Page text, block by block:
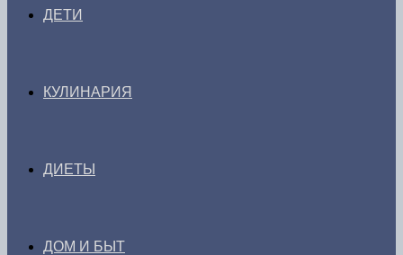
ДЕТИ
КУЛИНАРИЯ
ДИЕТЫ
ДОМ И БЫТ